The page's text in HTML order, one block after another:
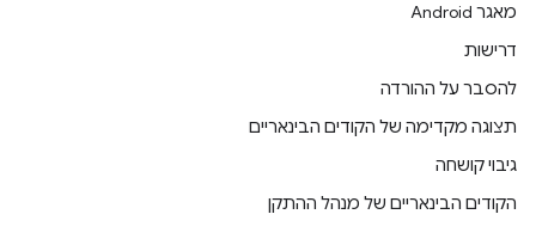
מאגר Android
דרישות
להסבר על ההורדה
תצוגה מקדימה של הקודים הבינאריים
גיבוי קושחה
הקודים הבינאריים של מנהל ההתקן